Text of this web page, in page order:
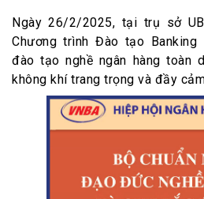
Ngày 26/2/2025, tại trụ sở UB
Chương trình Đào tạo
đào tạo nghề ngân hàng toàn
không khí trang trọng và đầy